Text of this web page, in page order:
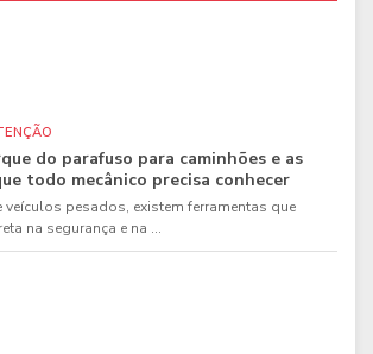
do parafuso para caminhões e as
todo mecânico precisa conhecer
veículos pesados, existem ferramentas que
na segurança e na ...